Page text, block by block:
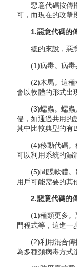
惡意代碼按傳播
可，而現在的攻擊
1.惡意代碼的
總的來說，惡意
(1)病毒。病毒具
(2)木馬。這種程
會以軟體的形式出
(3)蠕蟲。蠕蟲是
侵，如通過共用的
其中比較典型的有
(4)移動代碼。移
可以利用系統的漏
(5)間諜軟體。散
用戶可能需要的其
2.惡意代碼的
(1)種類更多。惡
門程式等，這進一
(2)利用混合傳播
為多種類病毒方式